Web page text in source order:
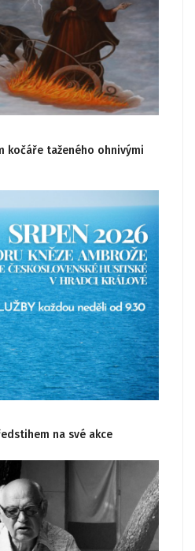
kočáře taženého ohnivými
na své akce